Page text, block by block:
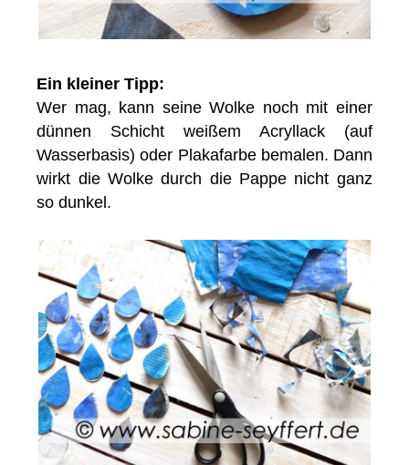
Ein kleiner Tipp:
Wer mag, kann seine Wolke noch mit einer
dünnen Schicht weißem Acryllack (auf
Wasserbasis) oder Plakafarbe bemalen. Dann
wirkt die Wolke durch die Pappe nicht ganz
so dunkel.